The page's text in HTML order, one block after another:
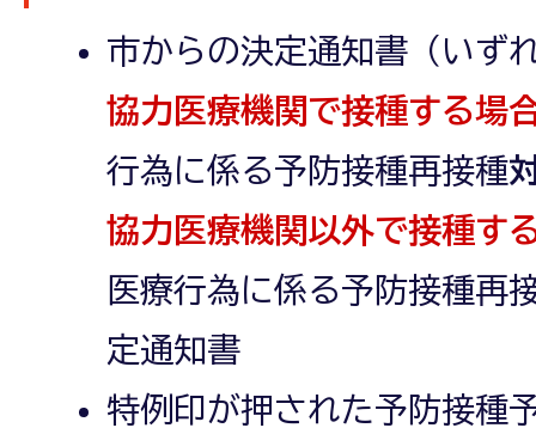
市からの決定通知書（いず
協力医療機関で接種する場
行為に係る予防接種再接種
協力医療機関以外で接種す
医療行為に係る予防接種再
定通知書
特例印が押された予防接種